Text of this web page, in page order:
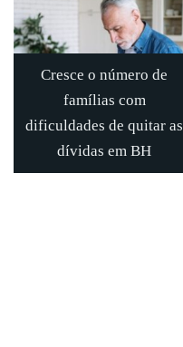
Cresce o número de
famílias com
dificuldades de quitar as
dívidas em BH